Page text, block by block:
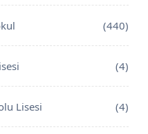
(440)
(4)
Lisesi (4)